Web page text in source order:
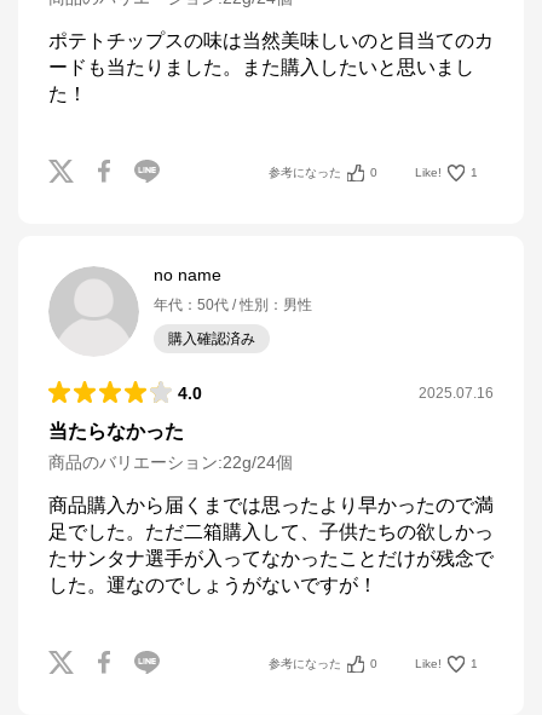
ポテトチップスの味は当然美味しいのと目当てのカ
ードも当たりました。また購入したいと思いまし
た！
参考になった 0 Like! 1
no name
年代 ： 50代 性別 ： 男性
購入確認済み
4.0 2025.07.16
当たらなかった
商品のバリエーション:22g/24個
商品購入から届くまでは思ったより早かったので満
足でした。ただ二箱購入して、子供たちの欲しかっ
たサンタナ選手が入ってなかったことだけが残念で
した。運なのでしょうがないですが！
参考になった 0 Like! 1